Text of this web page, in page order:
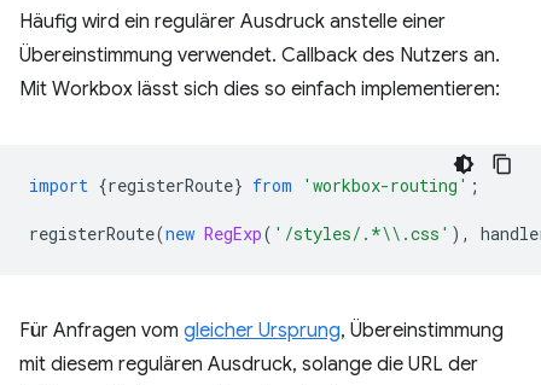
Häufig wird ein regulärer Ausdruck anstelle einer
Übereinstimmung verwendet. Callback des Nutzers an.
Mit Workbox lässt sich dies so einfach implementieren:
import {registerRoute} from 'workbox-routing' ;
registerRoute(new RegExp( '/styles/.*\\.css' ),
Für Anfragen vom gleicher Ursprung, Übereinstimmung
mit diesem regulären Ausdruck, solange die URL der